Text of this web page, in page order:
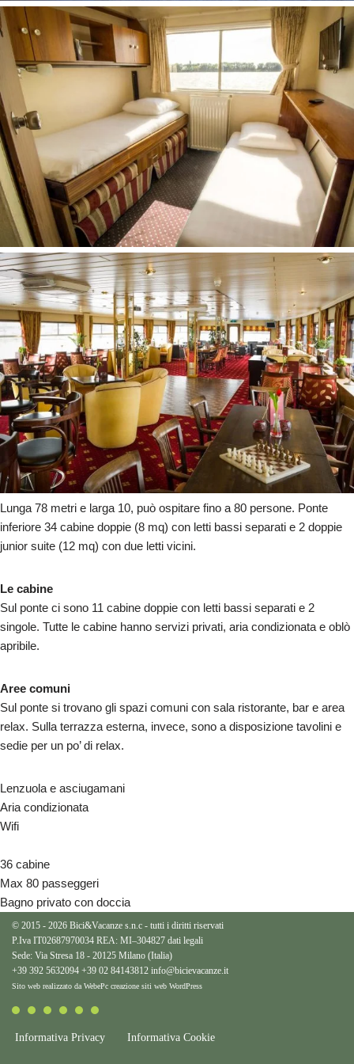
Lunga 78 metri e larga 10, può ospitare fino a 80 persone. Ponte
inferiore 34 cabine doppie (8 mq) con letti bassi separati e 2 doppie
junior suite (12 mq) con due letti vicini.
Le cabine
Sul ponte ci sono 11 cabine doppie con letti bassi separati e 2
singole. Tutte le cabine hanno servizi privati, aria condizionata e oblò
apribile.
Aree comuni
Sul ponte si trovano gli spazi comuni con sala ristorante, bar e area
relax. Sulla terrazza esterna, invece, sono a disposizione tavolini e
sedie per un po’ di relax.
Lenzuola e asciugamani
Aria condizionata
Wifi
36 cabine
Max 80 passeggeri
Bagno privato con doccia
© 2015 - 2026 Bici&Vacanze s.n.c - tutti i diritti riservati
P.Iva IT02687970034 REA: MI–304827 dati legali
Sede: Via Stresa 18 - 20125 Milano (Italia)
+39 392 5632094 +39 02 84143812 info@bicievacanze.it
Sito web realizzato da WebePc creazione siti web WordPress
Informativa Privacy Informativa Cookie